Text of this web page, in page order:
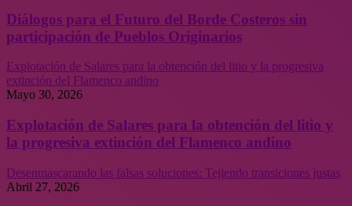
Diálogos para el Futuro del Borde Costeros sin
participación de Pueblos Originarios
Explotación de Salares para la obtención del litio y la progresiva
extinción del Flamenco andino
Mayo 30, 2026
Explotación de Salares para la obtención del litio y
la progresiva extinción del Flamenco andino
Desenmascarando las falsas soluciones: Tejiendo transiciones justas
Abril 27, 2026